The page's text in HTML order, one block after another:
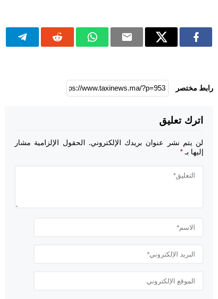
رابط مختصر
اترك تعليق
لن يتم نشر عنوان بريدك الإلكتروني. الحقول الإلزامية مشار
إليها بـ *